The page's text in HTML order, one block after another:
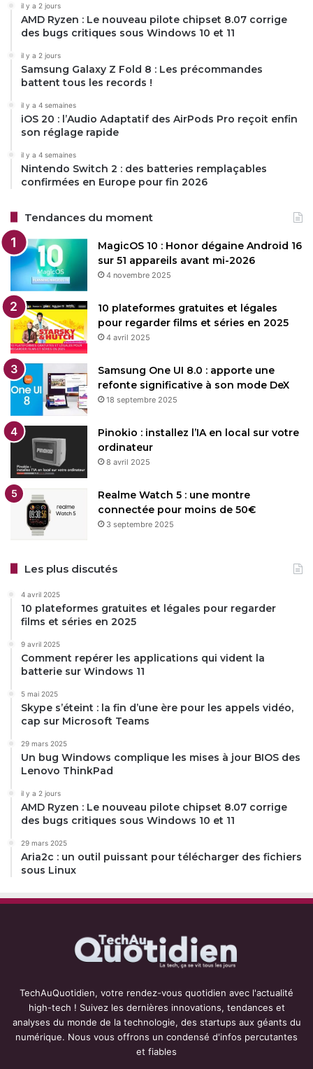
il y a 2 jours
AMD Ryzen : Le nouveau pilote chipset 8.07 corrige
des bugs critiques sous Windows 10 et 11
il y a 2 jours
Samsung Galaxy Z Fold 8 : Les précommandes
battent tous les records !
il y a 4 semaines
iOS 20 : l’Audio Adaptatif des AirPods Pro reçoit enfin
son réglage rapide
il y a 4 semaines
Nintendo Switch 2 : des batteries remplaçables
confirmées en Europe pour fin 2026
Tendances du moment
MagicOS 10 : Honor dégaine Android 16
sur 51 appareils avant mi-2026
4 novembre 2025
10 plateformes gratuites et légales
pour regarder films et séries en 2025
4 avril 2025
Samsung One UI 8.0 : apporte une
refonte significative à son mode DeX
18 septembre 2025
Pinokio : installez l’IA en local sur votre
ordinateur
8 avril 2025
Realme Watch 5 : une montre
connectée pour moins de 50€
3 septembre 2025
Les plus discutés
4 avril 2025
10 plateformes gratuites et légales pour regarder
films et séries en 2025
9 avril 2025
Comment repérer les applications qui vident la
batterie sur Windows 11
5 mai 2025
Skype s’éteint : la fin d’une ère pour les appels vidéo,
cap sur Microsoft Teams
29 mars 2025
Un bug Windows complique les mises à jour BIOS des
Lenovo ThinkPad
il y a 2 jours
AMD Ryzen : Le nouveau pilote chipset 8.07 corrige
des bugs critiques sous Windows 10 et 11
29 mars 2025
Aria2c : un outil puissant pour télécharger des fichiers
sous Linux
TechAuQuotidien, votre rendez-vous quotidien avec l'actualité
high-tech ! Suivez les dernières innovations, tendances et
analyses du monde de la technologie, des startups aux géants du
numérique. Nous vous offrons un condensé d'infos percutantes
et fiables